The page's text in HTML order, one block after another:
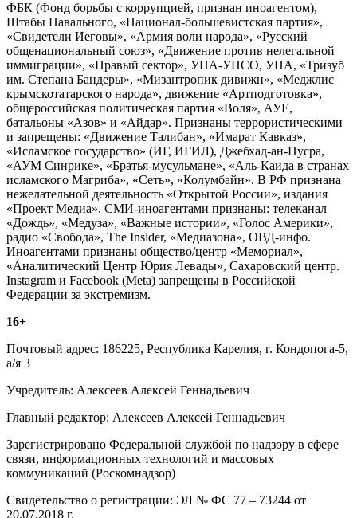
ФБК (Фонд борьбы с коррупцией, признан иноагентом),
Штабы Навального, «Национал-большевистская партия»,
«Свидетели Иеговы», «Армия воли народа», «Русский
общенациональный союз», «Движение против нелегальной
иммиграции», «Правый сектор», УНА-УНСО, УПА, «Тризуб
им. Степана Бандеры», «Мизантропик дивижн», «Меджлис
крымскотатарского народа», движение «Артподготовка»,
общероссийская политическая партия «Воля», АУЕ,
батальоны «Азов» и «Айдар». Признаны террористическими
и запрещены: «Движение Талибан», «Имарат Кавказ»,
«Исламское государство» (ИГ, ИГИЛ), Джебхад-ан-Нусра,
«АУМ Синрике», «Братья-мусульмане», «Аль-Каида в странах
исламского Магриба», «Сеть», «Колумбайн». В РФ признана
нежелательной деятельность «Открытой России», издания
«Проект Медиа». СМИ-иноагентами признаны: телеканал
«Дождь», «Медуза», «Важные истории», «Голос Америки»,
радио «Свобода», The Insider, «Медиазона», ОВД-инфо.
Иноагентами признаны общество/центр «Мемориал»,
«Аналитический Центр Юрия Левады», Сахаровский центр.
Instagram и Facebook (Metа) запрещены в Российской
Федерации за экстремизм.
16+
Почтовый адрес: 186225, Республика Карелия, г. Кондопога-5,
а/я 3
Учредитель: Алексеев Алексей Геннадьевич
Главный редактор: Алексеев Алексей Геннадьевич
Зарегистрировано Федеральной службой по надзору в сфере
связи, информационных технологий и массовых
коммуникаций (Роскомнадзор)
Свидетельство о регистрации: ЭЛ № ФС 77 – 73244 от
20.07.2018 г.